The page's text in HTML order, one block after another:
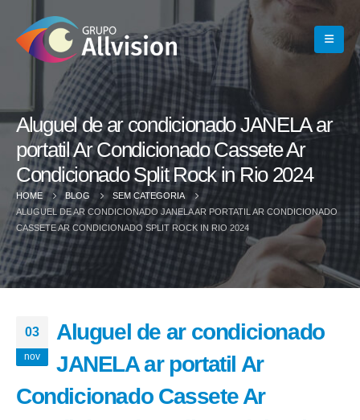
Aluguel de ar condicionado JANELA ar
portatil Ar Condicionado Cassete Ar
Condicionado Split Rock in Rio 2024
HOME BLOG
SEM CATEGORIA
ALUGUEL DE AR CONDICIONADO JANELA AR PORTATIL AR CONDICIONADO
CASSETE AR CONDICIONADO SPLIT ROCK IN RIO 2024
03
nov
Aluguel de ar condicionado
JANELA ar portatil Ar
Condicionado Cassete Ar